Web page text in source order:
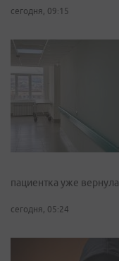
сегодня, 09:15
пациентка уже
сегодня, 05:24